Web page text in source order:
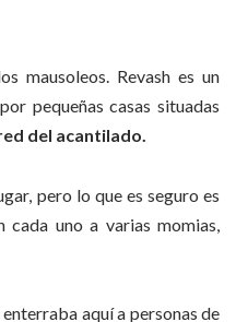
mausoleos. Revash es un
pequeñas casas situadas
del acantilado.
pero lo que es seguro es
cada uno a varias momias,
aquí a personas de